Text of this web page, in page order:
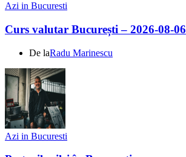
Azi in Bucuresti
Curs valutar București – 2026-08-06
De laRadu Marinescu
Azi in Bucuresti